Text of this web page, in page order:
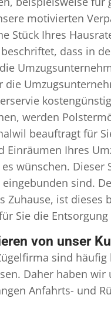
motivierten
Stück Ihres
dass in
die
werden
beauftragt für
Einräumen Ihres
wünschen.
sind.
Zuhause, ist
Sie die Entsorgung
von unser
sind
Daher haben
Anfahrts- und